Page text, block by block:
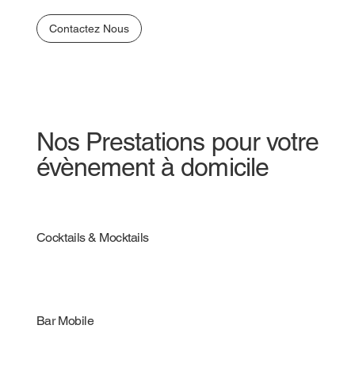
Contactez Nous
Nos Prestations pour votre
évènement à domicile
Cocktails & Mocktails
Bar Mobile